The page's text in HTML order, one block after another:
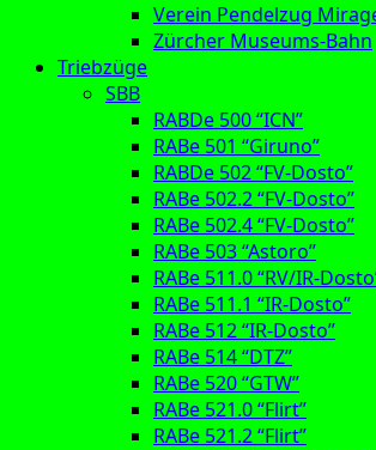
Verein Pendelzug
Zürcher Museums-Bahn
Triebzüge
SBB
RABDe 500 “ICN”
RABe 501 “Giruno”
RABDe 502 “FV-Dosto”
RABe 502.2 “FV-Dosto”
RABe 502.4 “FV-Dosto”
RABe 503 “Astoro”
RABe 511.0 “RV/IR-
RABe 511.1 “IR-Dosto”
RABe 512 “IR-Dosto”
RABe 514 “DTZ”
RABe 520 “GTW”
RABe 521.0 “Flirt”
RABe 521.2 “Flirt”